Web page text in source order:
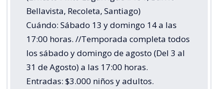
Bellavista, Recoleta, Santiago)
Cuándo: Sábado 13 y domingo 14 a las
17:00 horas. //Temporada completa todos
los sábado y domingo de agosto (Del 3 al
31 de Agosto) a las 17:00 horas.
Entradas: $3.000 niños y adultos.